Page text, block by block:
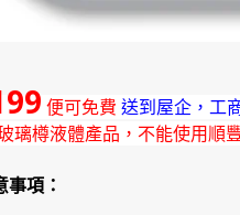
便可免費 送到屋企，工
璃樽液體產品，不能使用順
事項：